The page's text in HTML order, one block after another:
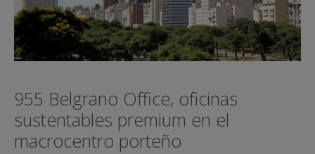
955 Belgrano Office, oficinas
sustentables premium en el
macrocentro porteño